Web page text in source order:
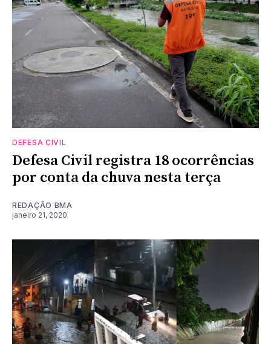
DEFESA CIVIL
Defesa Civil registra 18 ocorrências
por conta da chuva nesta terça
REDAÇÃO BMA
janeiro 21, 2020